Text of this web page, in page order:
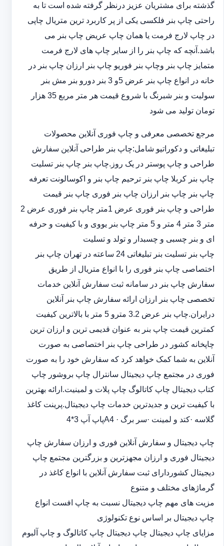
گذشته برای مشتریان عزیز درنظر گرفته شده است تا به
راحتی چاپ بنر فلکسی یکی از پر کاربرد ترین متریال چاپی
در چاپ لارج فرمت یا همان چاپ عریض چاپ بنر می
باشد.آنچه که چاپ بنر را از سایر چاپ های لارج فرمت
متمایز چاپ بنر وچاپ بنر فوریو چاپ بنر ارزان چاپ بنر در
خانه در انواع چاپ بنر عرض 5و 3 بنر دورو بنر مش بنر
سولیت و بنر شبرنگ با شروع قیمت هر متر مربع 35 هزار
تومان تولید می شود
مرجع تخصصی معرفی و چاپ فوری آنلاین محصولات
تبلیغاتی و دکوراتیو شامل:چاپ بنر طراحی آنلاین سفارش
طراحی و چاپ پوستر در یک روز.چاپ بنر چاپ بنر تسلیت
چاپ بنر کربلا چاپ بنر ترحیم چاپ بنر و اکوسالونت تعرفه
چاپ بنر چاپ بنر ارزان چاپ بنر فوری چاپ بنر قیمت
طراحی و چاپ بنر فوری عرض 1متر چاپ بنر فوری عرض 2
متر 3 متر 4 متر و 5 متر چاپ بنر یووی و با کیفیت و حرفه
ای و بنر چسبی و چسبدار و تولد و تسلیت
چاپ بنر تسلیت بنر تبلیغاتی 24 ساعته در تهران چاپ بنر
اختصاصی چاپ بنر فوری را با انواع متریال از طریق
سفارش چاپ بنر در سامانه ثبت سفارش آنلاین خدمات
تخصصی چاپ بنر ارزان ارائه سفارش چاپ بنر آنلاین
درایران.چاپ بنر عرض 3.2 مترو 5 متر با بالاترین کیفیت
کمترین قیمت چاپ بنر به عنوان قدیمی ترین و ارزان ترین
چاپخانه کشور در طراحی چاپ بنر اختصاصی به صورت
آنلاین به شما کمک خواهد کرد که سفارش خود را به صورت
فوری در مجتمع چاپ دیجیتال سانترال چاپ بروشور چاپ
کتاب دیجیتال چاپ کاتالوگ چاپ پلات و لمینیت.ارائه بهترین
با کیفیت ترین و جدیدترین خدمات چاپ دیجیتال.پرینت کاغذ
گلاسه ·‎کتد و لمینت ·‎سر برگ A4 ·‎پاپ آپ 3*4
چاپ دیجیتال و سفارش آنلاین فوری و ارزان سفارش چاپ
دیجیتال فوری و ارزان مجهزترین و بزرگترین مجتمع چاپ
دیجیتال کشوردارای ثبت سفارش آنلاین با انواع کاغذ در
گرماژهای مختلف و متنوع
مزیت های مهم چاپ دیجیتال نسبت به چاپ افست انواع
چاپ دیجیتال بر اساس نوع تکنولوژی
مزایای چاپ دیجیتال چاپ دیجیتال چاپ کاتالوگ و چاپ آلبوم